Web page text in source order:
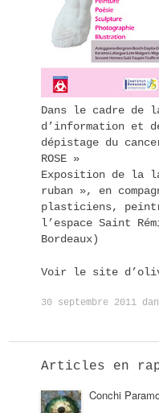
Dans le cadre de la
d’information et
dépistage du
ROSE »
Exposition de la
ruban », en
plasticiens,
l’espace Saint
Bordeaux)
Voir le site
30 septembre 2011
Articles en
Conchi